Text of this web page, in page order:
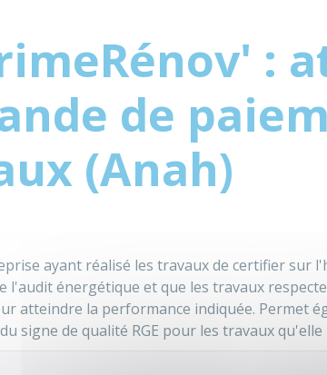
:
de
(Anah)
ayant réalisé les travaux de certifier sur
l'audit énergétique et que les travaux
atteindre la performance indiquée. Permet
signe de qualité RGE pour les travaux qu'elle